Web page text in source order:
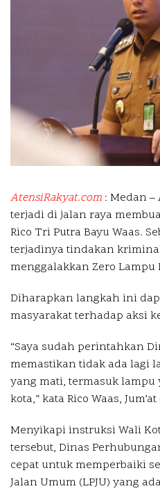
AtensiRakyat.com : Medan –
terjadi di jalan raya
Rico Tri Putra Bayu Waas.
terjadinya tindakan
menggalakkan Zero Lampu
Diharapkan langkah ini
masyarakat terhadap aksi
“Saya sudah perintahkan
memastikan tidak ada lagi
yang mati, termasuk
kota,” kata Rico Waas,
Menyikapi instruksi Wali
tersebut, Dinas
cepat untuk memperbaiki
Jalan Umum (LPJU) yang